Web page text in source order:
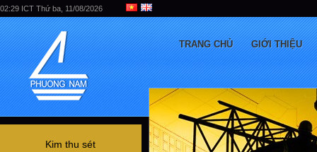
02:29 ICT Thứ ba, 11/08/2026
TRANG CHỦ GIỚI THIỆU
Kim thu sét